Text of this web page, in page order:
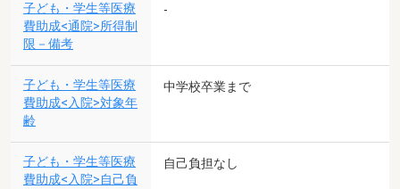
子ども・学生等医療
費助成<通院>所得制
限－備考
-
子ども・学生等医療
費助成<入院>対象年
齢
中学校卒業まで
子ども・学生等医療
費助成<入院>自己負
自己負担なし